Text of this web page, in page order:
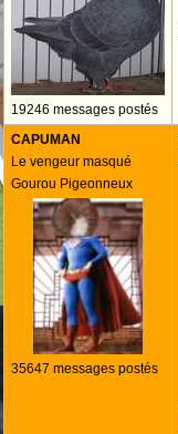
19246 messages postés
CAPUMAN
Le vengeur masqué
Gourou Pigeonneux
35647 messages postés